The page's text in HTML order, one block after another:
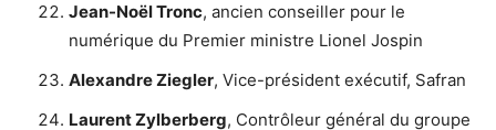
Jean-Noël Tronc, ancien conseiller pour le
numérique du Premier ministre Lionel Jospin
Alexandre Ziegler, Vice-président exécutif, Safran
Laurent Zylberberg, Contrôleur général du groupe